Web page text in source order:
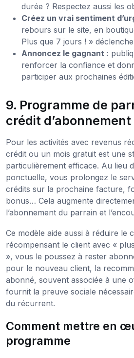
durée ? Respectez aussi les
Créez un vrai sentiment
rebours sur le site, en
Plus que 7 jours ! » déclenche
Annoncez le gagnant :
renforcer la confiance et
participer aux prochaines
9. Programme de
crédit
Pour les activités avec revenus
crédit ou un mois gratuit est une
particulièrement efficace. Au lieu
ponctuelle, vous prolongez le
crédits sur la prochaine facture,
bonus… Cela augmente
l’abonnement du parrain et
Ce modèle aide aussi à réduire le
récompensant le client avec «
», vous le poussez à rester
pour le nouveau client, la
abonné, souvent associée à une
fournit la preuve sociale
du récurrent.
Comment mettre en
programme